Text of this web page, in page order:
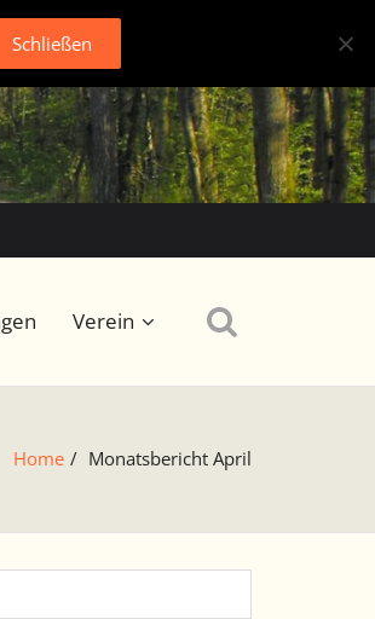
Verein
Home / Monatsbericht April
Schließen